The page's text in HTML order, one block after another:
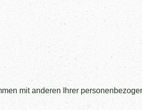
mit anderen Ihrer